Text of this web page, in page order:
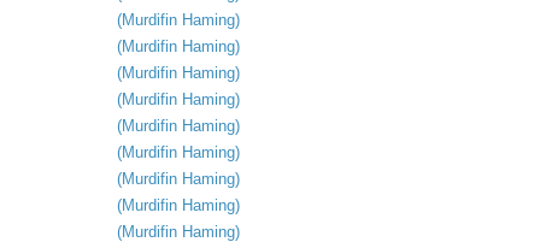
(Murdifin Haming)
(Murdifin Haming)
(Murdifin Haming)
(Murdifin Haming)
(Murdifin Haming)
(Murdifin Haming)
(Murdifin Haming)
(Murdifin Haming)
(Murdifin Haming)